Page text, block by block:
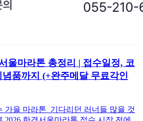
울마라톤 총정리 | 접수일정, 코
품까지 (+완주메달 무료각인
가을 마라톤 기다리던 러너들 많을 것